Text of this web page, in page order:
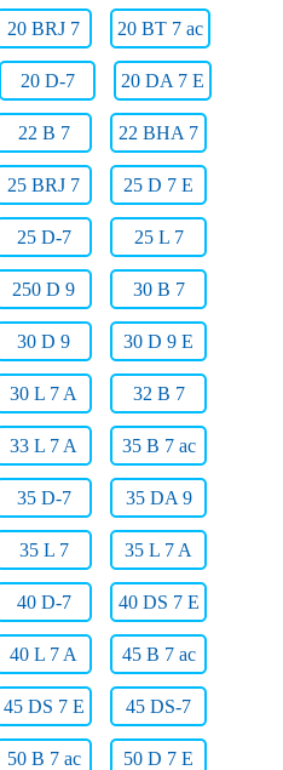
20 BRJ 7 20 BT 7 ac
20 D-7 20 DA 7 E
22 B 7 22 BHA 7
25 BRJ 7 25 D 7 E
25 D-7 25 L 7
250 D 9 30 B 7
30 D 9 30 D 9 E
30 L 7 A 32 B 7
33 L 7 A 35 B 7 ac
35 D-7 35 DA 9
35 L 7 35 L 7 A
40 D-7 40 DS 7 E
40 L 7 A 45 B 7 ac
45 DS 7 E 45 DS-7
50 B 7 ac 50 D 7 E